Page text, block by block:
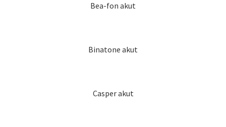
Bea-fon akut
Binatone akut
Casper akut